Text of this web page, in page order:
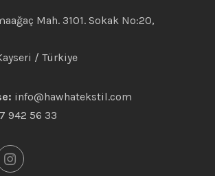
Mah. 3101. Sokak No:20,
/ Türkiye
info@hawhatekstil.com
942 56 33